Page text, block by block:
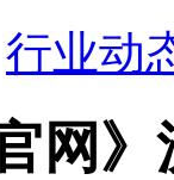
行业动
网